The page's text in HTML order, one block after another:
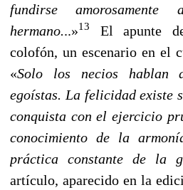
fundirse
hermano...»13
El apunte
colofón, un escenario en el
«Solo los necios hablan
egoístas. La felicidad existe
conquista con el ejercicio
conocimiento de la
práctica constante de la
artículo, aparecido en la